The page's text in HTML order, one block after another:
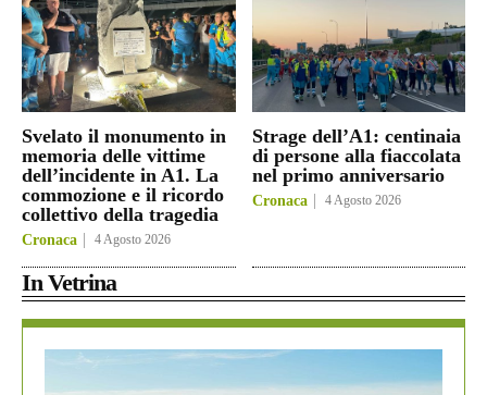
Svelato il monumento in
memoria delle vittime
dell’incidente in A1. La
commozione e il ricordo
collettivo della tragedia
Cronaca 4 Agosto 2026
Strage dell’A1: centinaia
di persone alla fiaccolata
nel primo anniversario
Cronaca 4 Agosto 2026
In Vetrina